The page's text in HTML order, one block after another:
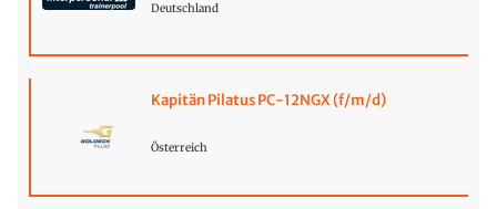
Deutschland
Kapitän Pilatus PC-12NGX (f/m/d)
Österreich